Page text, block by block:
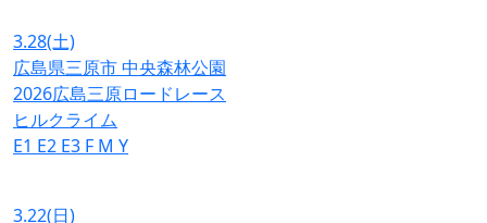
3.28(土)
広島県三原市 中央森林公園
2026広島三原ロードレース
ヒルクライム
E1 E2 E3 F M Y
3.22(日)